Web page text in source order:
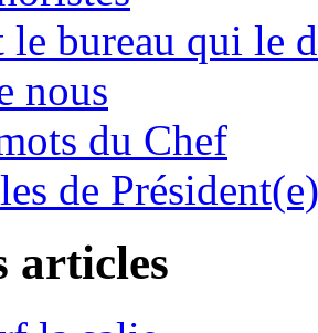
le bureau qui le
nous
du Chef
de Président(e)
articles